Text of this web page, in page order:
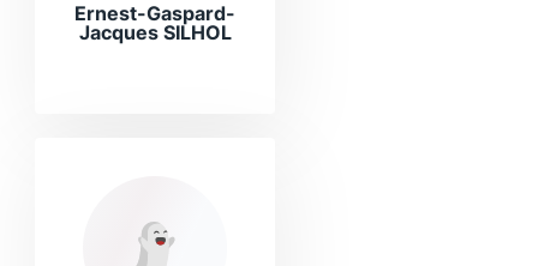
Ernest-Gaspard-
Jacques SILHOL